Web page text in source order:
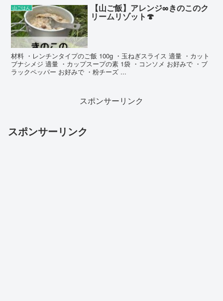
山ごはん 【山ご飯】アレンジ∞きのこのク
リームリゾット🍄
材料 ・レンチンタイプのご飯 100g ・玉ねぎスライス 適量 ・カット
ブナシメジ 適量 ・カップスープの素 1袋 ・コンソメ お好みで ・ブ
ラックペッパー お好みで ・粉チーズ ...
スポンサーリンク
スポンサーリンク